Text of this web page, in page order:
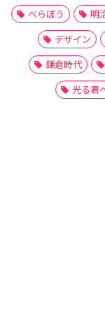
べらぼう
明
デザイン
鎌倉時代
光る君